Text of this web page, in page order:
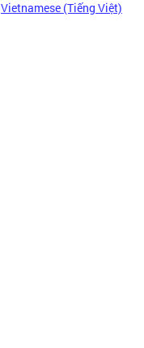
Vietnamese (Tiếng Việt)